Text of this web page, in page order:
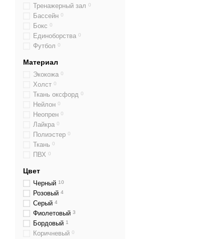
Тренажерный зал 0
Бассейн 0
Бокс 0
Единоборства 0
Футбол 0
Материал
Экокожа 0
Холст 0
Ткань оксфорд 0
Нейлон 0
Неопрен 0
Лайкра 0
Полиэстер 0
Ткань 0
ПВХ 0
Цвет
Черный 10
Розовый 4
Серый 4
Фиолетовый 3
Бордовый 1
Коричневый 0